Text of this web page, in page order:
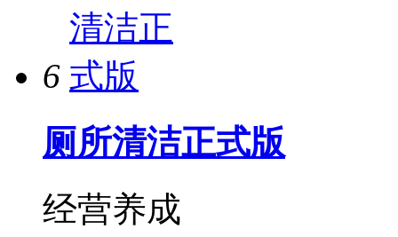
6
厕所清洁正式版
经营养成